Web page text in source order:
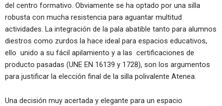
del centro formativo. Obviamente se ha optado por una silla
robusta con mucha resistencia para aguantar multitud
actividades. La integración de la pala abatible tanto para alumnos
diestros como zurdos la hace ideal para espacios educativos,
ello unido a su fácil apilamiento y a las certificaciones de
producto pasadas (UNE EN 16139 y 1728), son los argumentos
para justificar la elección final de la silla polivalente Atenea.
Una decisión muy acertada y elegante para un espacio